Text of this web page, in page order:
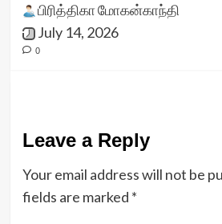
பிரித்திகா மோகன்காந்தி
July 14, 2026
0
Leave a Reply
Your email address will not be
fields are marked *